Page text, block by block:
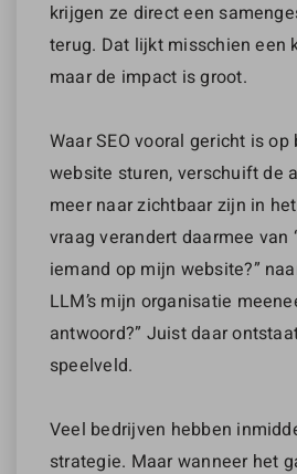
krijgen ze direct een
terug. Dat lijkt misschien een
maar de impact is groot.
Waar SEO vooral gericht is
website sturen, verschuift de
meer naar zichtbaar zijn in
vraag verandert daarmee van
iemand op mijn website?”
LLM’s mijn organisatie
antwoord?” Juist daar
speelveld.
Veel bedrijven hebben
strategie. Maar wanneer het